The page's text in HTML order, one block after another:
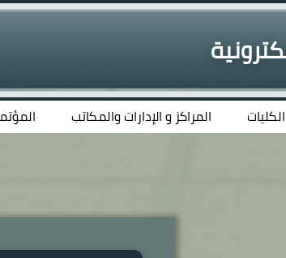
الكليات المراكز و الإدارات والمكاتب